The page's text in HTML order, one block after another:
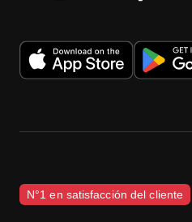
N°1 en satisfacción del cliente